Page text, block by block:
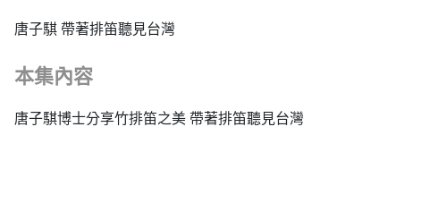
唐子騏 帶著排笛聽見台灣
本集內容
唐子騏博士分享竹排笛之美 帶著排笛聽見台灣